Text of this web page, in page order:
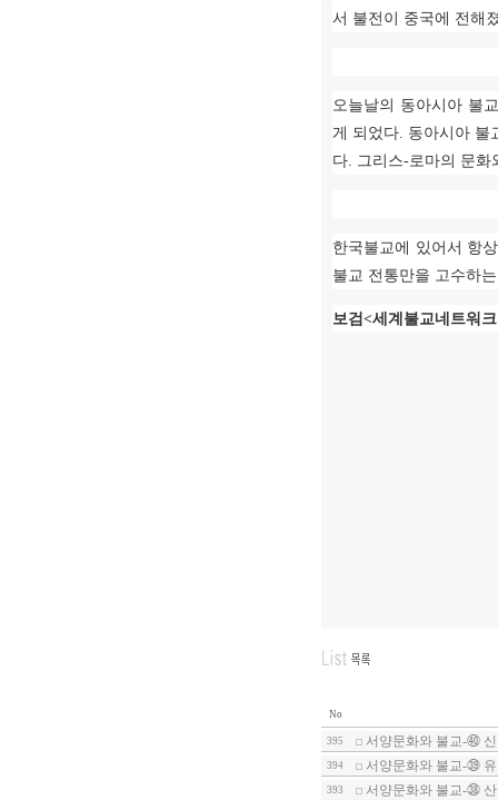
서 불전이 중국에 전해
오늘날의 동아시아 불
게 되었다. 동아시아 불
다. 그리스-로마의 문화
한국불교에 있어서 항
불교 전통만을 고수하
보검 <세계불교네트워
No
395 서양문화와 불교-㊵
394 서양문화와 불교-㊴
393 서양문화와 불교-㊳